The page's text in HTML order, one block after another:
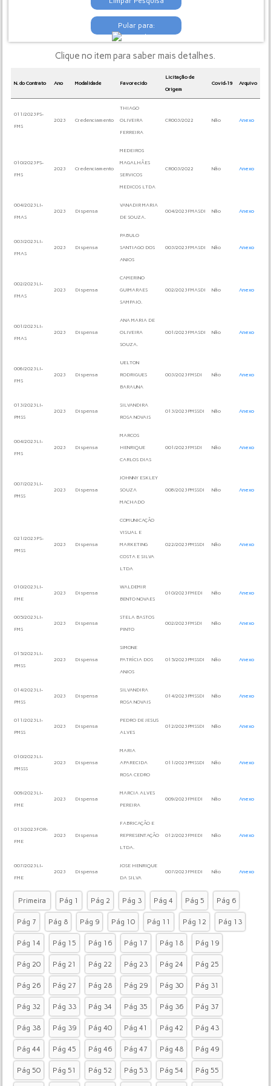
Pular para:
Clique no item para saber mais detalhes.
N. do Contrato Ano Modalidade Favorecido
Licitação de
Origem
Covid-19 Arquivo
011/2023PS-
FMS
2023 Credenciamento
THIAGO
OLIVEIRA
FERREIRA
CR003/2022 Não Anexo
010/2023PS-
FMS
2023 Credenciamento
MEDEIROS
MAGALHÃES
SERVICOS
MEDICOS LTDA
CR003/2022 Não Anexo
004/2023LI-
FMAS
2023 Dispensa
VANADIR MARIA
DE SOUZA.
004/2023FMASDI Não Anexo
003/2023LI-
FMAS
2023 Dispensa
PABULO
SANTIAGO DOS
ANJOS
003/2023FMASDI Não Anexo
002/2023LI-
FMAS
2023 Dispensa
CAMERINO
GUIMARAES
SAMPAIO.
002/2023FMASDI Não Anexo
001/2023LI-
FMAS
2023 Dispensa
ANA MARIA DE
OLIVEIRA
SOUZA.
001/2023FMASDI Não Anexo
006/2023LI-
FMS
2023 Dispensa
UELTON
RODRIGUES
BARAUNA
003/2023FMSDI Não Anexo
013/2023LI-
PMSS
2023 Dispensa
SILVANDIRA
ROSA NOVAIS
013/2023PMSSDI Não Anexo
004/2023LI-
FMS
2023 Dispensa
MARCOS
HENRIQUE
CARLOS DIAS
001/2023FMSDI Não Anexo
007/2023LI-
PMSS
2023 Dispensa
JOHNNY ESKLEY
SOUZA
MACHADO
008/2023PMSSDI Não Anexo
021/2023PS-
PMSS
2023 Dispensa
COMUNICAÇÃO
VISUAL E
MARKETING
COSTA E SILVA
LTDA
022/2023PMSSDI Não Anexo
010/2023LI-
FME
2023 Dispensa
WALDEMIR
BENTO NOVAES
010/2023FMEDI Não Anexo
005/2023LI-
FMS
2023 Dispensa
STELA BASTOS
PINTO
002/2023FMSDI Não Anexo
015/2023LI-
PMSS
2023 Dispensa
SIMONE
PATRÍCIA DOS
ANJOS
015/2023PMSSDI Não Anexo
014/2023LI-
PMSS
2023 Dispensa
SILVANDIRA
ROSA NOVAIS
014/2023PMSSDI Não Anexo
011/2023LI-
PMSS
2023 Dispensa
PEDRO DE JESUS
ALVES
012/2023PMSSDI Não Anexo
010/2023LI-
PMSSS
2023 Dispensa
MARIA
APARECIDA
ROSA CEDRO
011/2023PMSSDI Não Anexo
009/2023LI-
FME
2023 Dispensa
MARCIA ALVES
PEREIRA
009/2023FMEDI Não Anexo
013/2023FOR-
FME
2023 Dispensa
FABRICAÇÃO E
REPRESENTAÇÃO
LTDA.
012/2023FMEDI Não Anexo
007/2023LI-
FME
2023 Dispensa
JOSE HENRIQUE
DA SILVA
007/2023FMEDI Não Anexo
Primeira Pág 1 Pág 2 Pág 3 Pág 4 Pág 5 Pág 6
Pág 7 Pág 8 Pág 9 Pág 10 Pág 11 Pág 12 Pág 13
Pág 14 Pág 15 Pág 16 Pág 17 Pág 18 Pág 19
Pág 20 Pág 21 Pág 22 Pág 23 Pág 24 Pág 25
Pág 26 Pág 27 Pág 28 Pág 29 Pág 30 Pág 31
Pág 32 Pág 33 Pág 34 Pág 35 Pág 36 Pág 37
Pág 38 Pág 39 Pág 40 Pág 41 Pág 42 Pág 43
Pág 44 Pág 45 Pág 46 Pág 47 Pág 48 Pág 49
Pág 50 Pág 51 Pág 52 Pág 53 Pág 54 Pág 55